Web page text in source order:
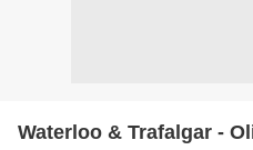
Waterloo & Trafalgar -